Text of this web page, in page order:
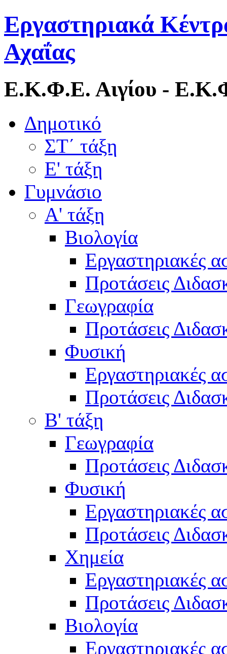
Εργαστηριακά
Αχαΐας
Ε.Κ.Φ.Ε. Αιγίου -
Δημοτικό
ΣΤ΄ τάξη
Ε' τάξη
Γυμνάσιο
Α' τάξη
Βιολογία
Εργαστηριακές
Προτάσεις
Γεωγραφία
Προτάσεις
Φυσική
Εργαστηριακές
Προτάσεις
Β' τάξη
Γεωγραφία
Προτάσεις
Φυσική
Εργαστηριακές
Προτάσεις
Χημεία
Εργαστηριακές
Προτάσεις
Βιολογία
Εργαστηριακές